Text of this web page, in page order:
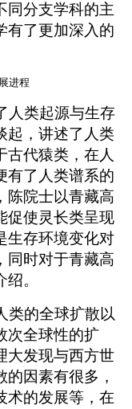
同分支学科的主
有了更加深入的
进程
人类起源与生存
起，讲述了人类
古代猿类，在人
有了人类谱系的
陈院士以青藏高
促使灵长类呈现
生存环境变化对
同时对于青藏高
。
类的全球扩散以
次全球性的扩
大发现与西方世
因素有很多，
术的发展等，在